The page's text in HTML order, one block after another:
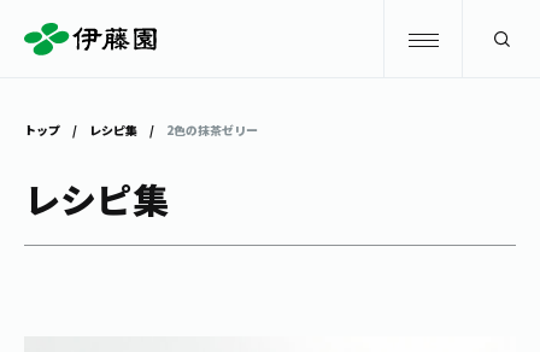
トップ レシピ集 2色の抹茶ゼリー
レシピ集